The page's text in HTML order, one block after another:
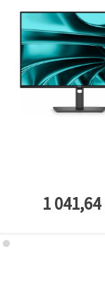
1 041,64